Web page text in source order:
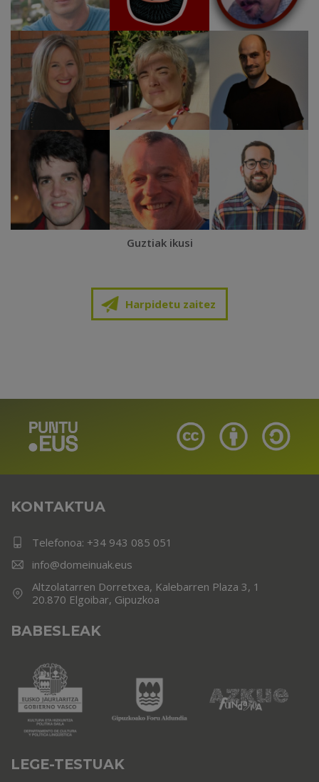
Guztiak ikusi
Harpidetu zaitez
KONTAKTUA
Telefonoa: +34 943 085 051
info@domeinuak.eus
Altzolatarren Dorretxea, Kalebarren Plaza 3, 1
20.870 Elgoibar, Gipuzkoa
BABESLEAK
LEGE-TESTUAK